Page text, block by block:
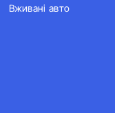
Вживані авто